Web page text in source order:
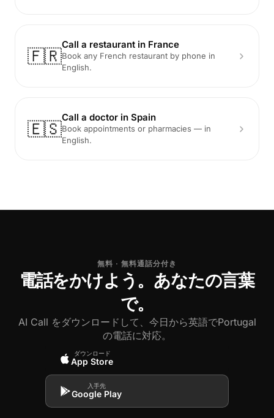
🇫🇷
Call a restaurant in France
Book any French restaurant by phone in
English.
🇪🇸
Call a doctor in Spain
Book appointments or pharmacies — in
English.
無料 · 無料通話分付き
電話をかけよう。あなたの言葉
で。
AI Call をダウンロードして、今日から英語でPortugal
の電話に対応。
ダウンロード
App Store
入手先
Google Play